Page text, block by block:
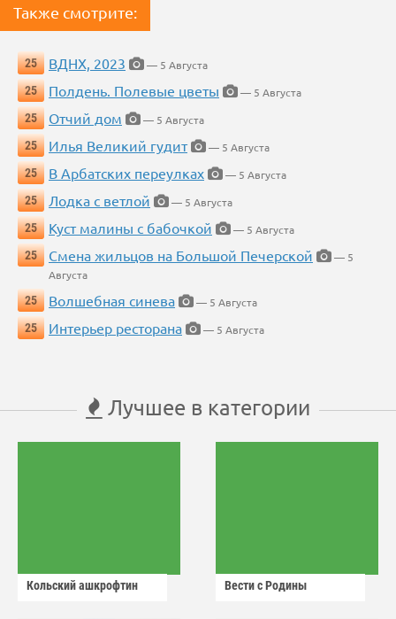
Также смотрите:
25 ВДНХ, 2023
— 5 Августа
25
Полдень. Полевые цветы
— 5 Августа
25
Отчий дом
— 5 Августа
25
Илья Великий гудит
— 5 Августа
25
В Арбатских переулках
— 5 Августа
25
Лодка с ветлой
— 5 Августа
25
Куст малины с бабочкой
— 5 Августа
25
Смена жильцов на Большой Печерской
— 5
Августа
25
Волшебная синева
— 5 Августа
25
Интерьер ресторана — 5 Августа
Лучшее в категории
Кольский ашкрофтин Вести с Родины